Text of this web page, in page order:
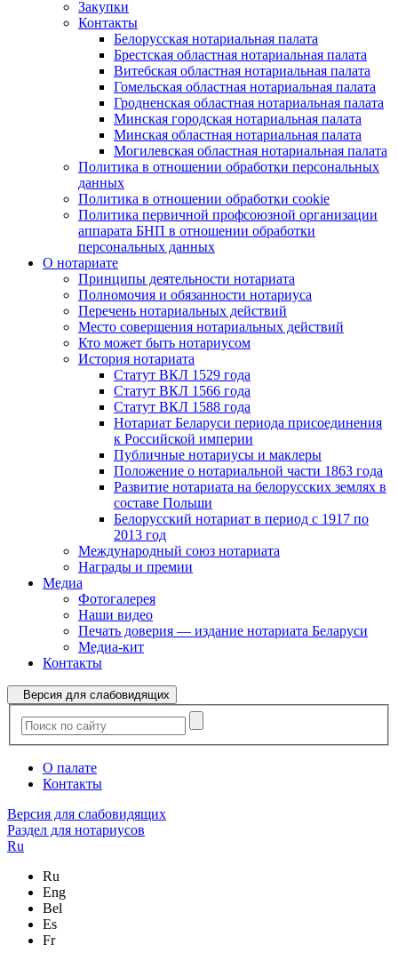
Закупки
Контакты
Белорусская нотариальная палата
Брестская областная нотариальная палата
Витебская областная нотариальная палата
Гомельская областная нотариальная палата
Гродненская областная нотариальная палата
Минская городская нотариальная палата
Минская областная нотариальная палата
Могилевская областная нотариальная палата
Политика в отношении обработки персональных
данных
Политика в отношении обработки cookie
Политика первичной профсоюзной организации
аппарата БНП в отношении обработки
персональных данных
О нотариате
Принципы деятельности нотариата
Полномочия и обязанности нотариуса
Перечень нотариальных действий
Место совершения нотариальных действий
Кто может быть нотариусом
История нотариата
Статут ВКЛ 1529 года
Статут ВКЛ 1566 года
Статут ВКЛ 1588 года
Нотариат Беларуси периода присоединения
к Российской империи
Публичные нотариусы и маклеры
Положение о нотариальной части 1863 года
Развитие нотариата на белорусских землях в
составе Польши
Белорусский нотариат в период с 1917 по
2013 год
Международный союз нотариата
Награды и премии
Медиа
Фотогалерея
Наши видео
Печать доверия — издание нотариата Беларуси
Медиа-кит
Контакты
Версия для слабовидящих
О палате
Контакты
Версия для слабовидящих
Раздел для нотариусов
Ru
Ru
Eng
Bel
Es
Fr